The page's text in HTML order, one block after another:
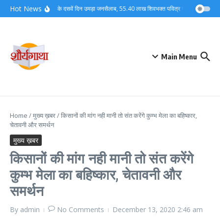
Skip to content
Hot Newsकांवड़ मेले के दसवें दिन उमड़ा जनसैलाब, 55.40 लाख शिवभक्त पवित्र गंगाजल लेकर अपने
Main Menu
Home /मुख्य ख़बर/किसानों की मांग नही मानी तो संत करेंगे कुम्भ मेला का बहिष्कार,
चेतावनी और समर्थन
मुख्य ख़बर
किसानों की मांग नही मानी तो संत करेंगे
कुम्भ मेला का बहिष्कार, चेतावनी और
समर्थन
By admin No Comments December 13, 2020 2:46 am